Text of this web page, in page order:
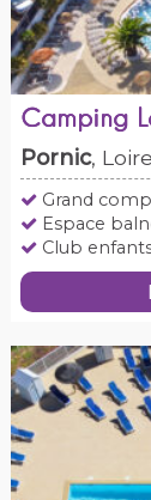
Camping
Pornic,
Grand
Espace
Club